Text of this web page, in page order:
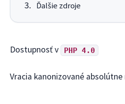
Ďalšie zdroje
Dostupnosť v PHP 4.0
Vracia kanonizované